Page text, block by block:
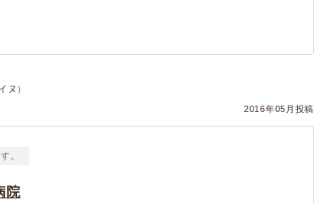
ヌ）
2016年05月投稿
。
院